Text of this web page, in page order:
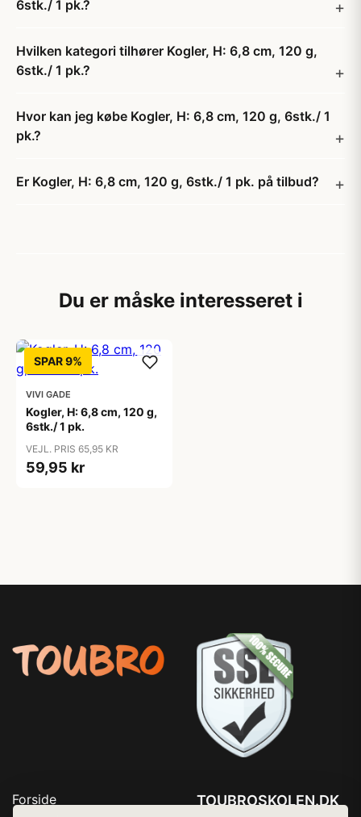
6stk./ 1 pk.?
Hvilken kategori tilhører Kogler, H: 6,8 cm, 120 g,
6stk./ 1 pk.?
Hvor kan jeg købe Kogler, H: 6,8 cm, 120 g, 6stk./ 1
pk.?
Er Kogler, H: 6,8 cm, 120 g, 6stk./ 1 pk. på tilbud?
Du er måske interesseret i
SPAR 9%
VIVI GADE
Kogler, H: 6,8 cm, 120 g,
6stk./ 1 pk.
VEJL. PRIS 65,95 KR
59,95 kr
Forside
TOUBROSKOLEN.DK